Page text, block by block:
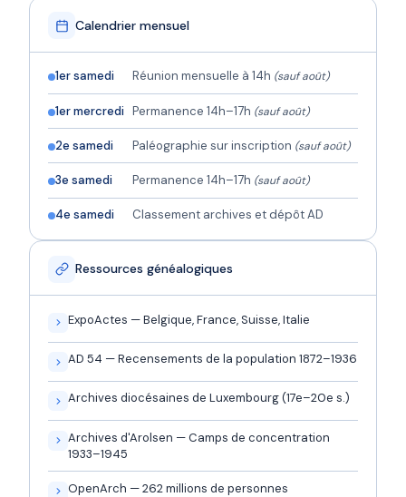
Calendrier mensuel
1er samedi Réunion mensuelle à 14h (sauf août)
1er mercredi Permanence 14h–17h (sauf août)
2e samedi Paléographie sur inscription (sauf août)
3e samedi Permanence 14h–17h (sauf août)
4e samedi Classement archives et dépôt AD
Ressources généalogiques
ExpoActes — Belgique, France, Suisse, Italie
AD 54 — Recensements de la population 1872–1936
Archives diocésaines de Luxembourg (17e–20e s.)
Archives d'Arolsen — Camps de concentration
1933–1945
OpenArch — 262 millions de personnes